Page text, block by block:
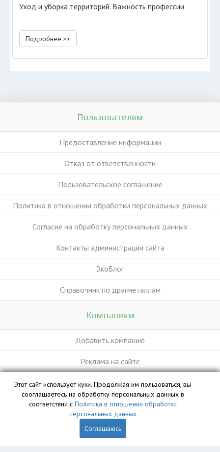
Уход и уборка территорий. Важность профессии
Подробнее >>
Пользователям
Предоставление информации
Отказ от ответственности
Пользовательское соглашение
Политика в отношении обработки персональных данных
Согласие на обработку персональных данных
Контакты администрации сайта
ЭкоБлог
Справочник по драгметаллам
Компаниям
Добавить компанию
Реклама на сайте
База данных сайта vyvoz.org является интеллектуальной
собственностью ООО «Профит» и охраняется законом.
Этот сайт использует куки. Продолжая им пользоваться, вы
сооглашаетесь на обработку персональных данных в
соответствии с Политика в отношении обработки
персональных данных
Соглашаюсь